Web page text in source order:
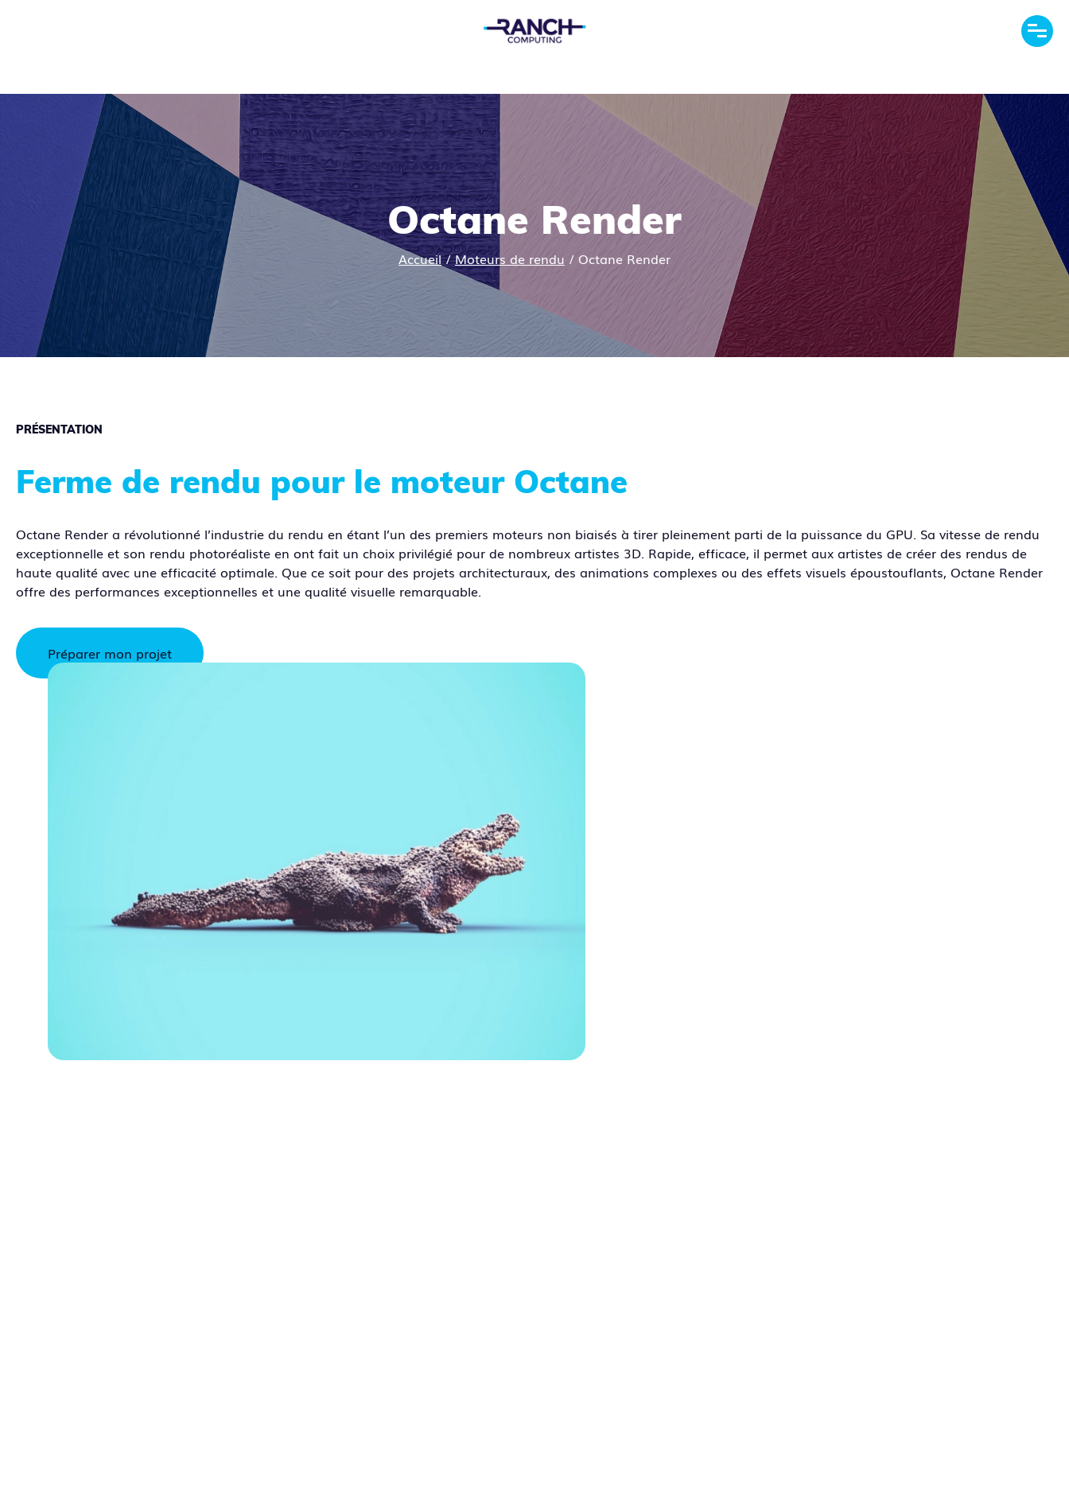
Octane Render
Accueil/Moteurs de rendu / Octane Render
PRÉSENTATION
Ferme de rendu pour le moteur Octane
Octane Render a révolutionné l’industrie du rendu en étant l’un des premiers moteurs non biaisés à tirer pleinement parti de la puissance du GPU. Sa vitesse de rendu
exceptionnelle et son rendu photoréaliste en ont fait un choix privilégié pour de nombreux artistes 3D. Rapide, efficace, il permet aux artistes de créer des rendus de
haute qualité avec une efficacité optimale. Que ce soit pour des projets architecturaux, des animations complexes ou des effets visuels époustouflants, Octane Render
offre des performances exceptionnelles et une qualité visuelle remarquable.
Préparer mon projet